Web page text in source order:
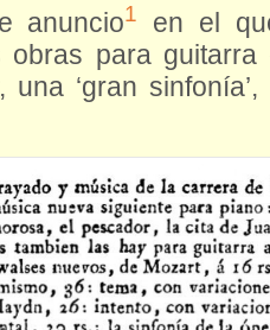
anuncio1
en el
para guitarra
‘gran